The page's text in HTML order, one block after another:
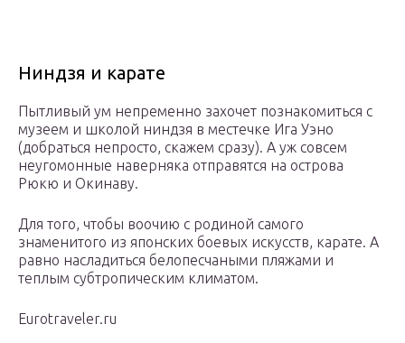
Ниндзя и карате
Пытливый ум непременно захочет познакомиться с
музеем и школой ниндзя в местечке Ига Уэно
(добраться непросто, скажем сразу). А уж совсем
неугомонные наверняка отправятся на острова
Рюкю и Окинаву.
Для того, чтобы воочию с родиной самого
знаменитого из японских боевых искусств, карате. А
равно насладиться белопесчаными пляжами и
теплым субтропическим климатом.
Eurotraveler.ru